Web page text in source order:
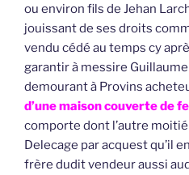
ou environ fils de Jehan
jouissant de ses droits
vendu cédé au temps cy
garantir à messire
demourant à Provins
d’une maison couverte de
comporte dont l’autre
Delecage par acquest qu’il
frère dudit vendeur aussi